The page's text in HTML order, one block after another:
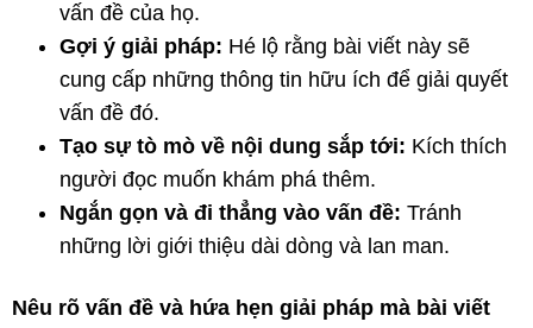
vấn đề của họ.
Gợi ý giải pháp: Hé lộ rằng bài viết này sẽ
cung cấp những thông tin hữu ích để giải quyết
vấn đề đó.
Tạo sự tò mò về nội dung sắp tới: Kích thích
người đọc muốn khám phá thêm.
Ngắn gọn và đi thẳng vào vấn đề: Tránh
những lời giới thiệu dài dòng và lan man.
Nêu rõ vấn đề và hứa hẹn giải pháp mà bài viết